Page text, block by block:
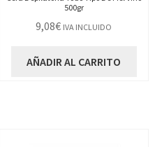
500gr
9,08€ IVA INCLUIDO
AÑADIR AL CARRITO